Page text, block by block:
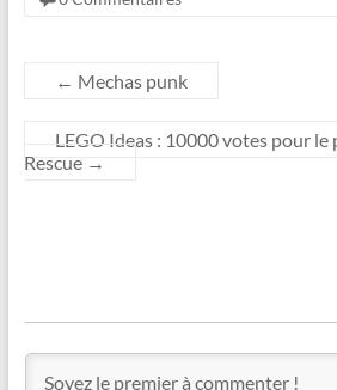
← Mechas punk
LEGO Ideas : 10000 votes pour le
Rescue →